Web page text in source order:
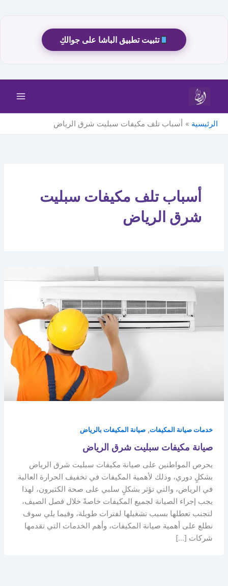
تثبيت تطبيق الباشا على جوالكِ
الرئيسية
أسباب تلف مكيفات سبليت شرق الرياض
أسباب تلف مكيفات سبليت
شرق الرياض
خدمات صيانة المكيفات, صيانة المكيفات بالرياض
صيانة مكيفات سبليت شرق الرياض
يحرص المواطنين على صيانة مكيفات سبليت شرق الرياض
بشكلٍ دوري، وذلك لأهمية المكيفات في تخفيف الحرارة العالية
في الرياض، والتي تؤثر بشكلٍ سلبي على صحة الكثيرون، لهذا
يجب إجراء الصيانة لجميع المكيفات خاصةً خلال فصل الصيف،
لتجنب تعطلها بسبب تشغيلها لفترات طويلة، وفيما يلي سوف
نطلع على أهمية صيانة المكيفات، وأهم الخدمات التي تقدمها
شركات […]